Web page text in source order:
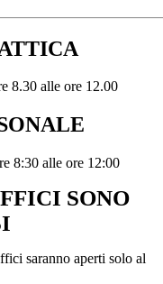
8.30 alle ore 12.00
8:30 alle ore 12:00
SONO
saranno aperti solo al